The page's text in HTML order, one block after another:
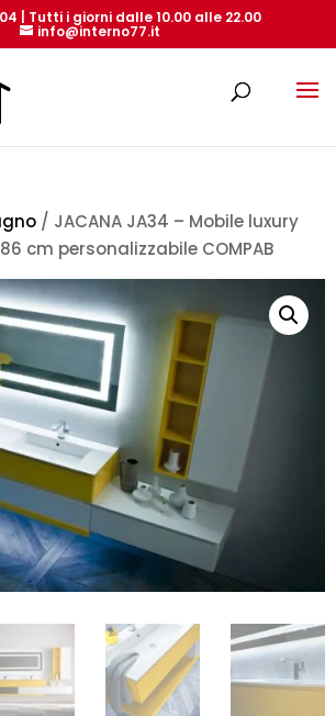
| Tutti i giorni dalle 10.00 alle 22.00
info@interno77.it
/ JACANA JA34 – Mobile luxury
cm personalizzabile COMPAB